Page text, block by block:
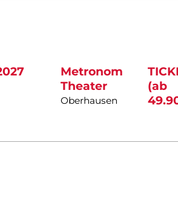
Metronom
Theater
Oberhausen
(ab